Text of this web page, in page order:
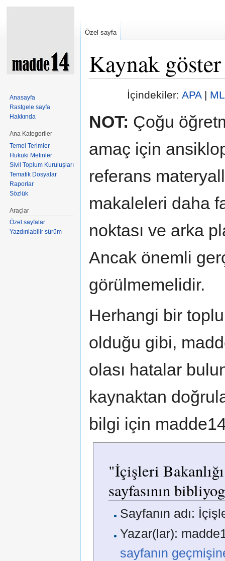
Kaynak göster
İçindekiler:APA|
NOT: Çoğu
amaç için
referans
makaleleri daha
noktası ve arka
Ancak önemli
görülmemelidir.
Herhangi bir
olduğu gibi,
olası hatalar
kaynaktan
bilgi için
"İçişleri
sayfasının
Sayfanın adı:
Yazar(lar):
sayfanın
Özel sayfa
Anasayfa
Rastgele sayfa
Hakkında
Ana Kategoriler
Temel Terimler
Hukuki Metinler
Sivil Toplum Kuruluşları
Tematik Dosyalar
Raporlar
Sözlük
Araçlar
Özel sayfalar
Yazdırılabilir sürüm